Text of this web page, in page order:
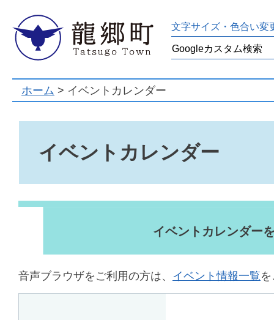
龍郷町 文字サイズ・色合い変
ホーム > イベントカレンダー
イベントカレンダー
イベントカレンダー
音声ブラウザをご利用の方は、 イベント情報一覧